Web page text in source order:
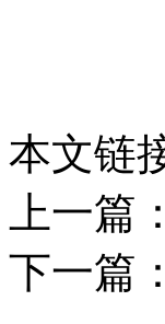
本文链
上一篇：
下一篇：